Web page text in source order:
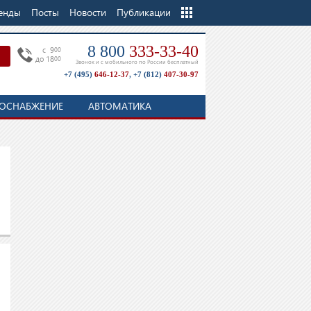
Посты Новости Публикации
Еще
c 900
до 1800 8 800 333-33-40
Звонок и с мобильного по России бесплатный
+7 (495) 646-12-37, +7 (812) 407-30-97
АВТОМАТИКА